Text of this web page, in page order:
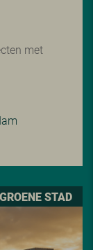
met
GROENE STAD